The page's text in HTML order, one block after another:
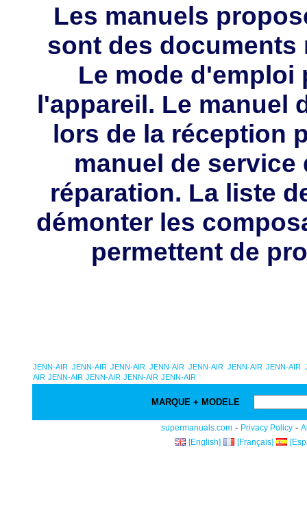
Les manuels
sont des documents
Le mode d'emploi
l'appareil. Le manuel
lors de la réception
manuel de
réparation. La liste
démonter les
permettent de
JENN-AIR JENN-AIR JENN-AIR JENN-AIR JENN-AIR JENN-AIR JENN-AIR
AIR JENN-AIR JENN-AIR JENN-AIR JENN-AIR
MARQUE + MODELE
supermanuals.com - Privacy Policy -
[English]
[Français]